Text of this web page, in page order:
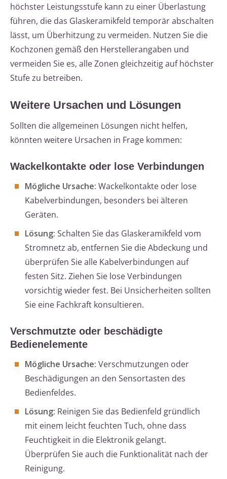
höchster Leistungsstufe kann zu einer Überlastung
führen, die das Glaskeramikfeld temporär abschalten
lässt, um Überhitzung zu vermeiden. Nutzen Sie die
Kochzonen gemäß den Herstellerangaben und
vermeiden Sie es, alle Zonen gleichzeitig auf höchster
Stufe zu betreiben.
Weitere Ursachen und Lösungen
Sollten die allgemeinen Lösungen nicht helfen,
könnten weitere Ursachen in Frage kommen:
Wackelkontakte oder lose Verbindungen
Mögliche Ursache: Wackelkontakte oder lose
Kabelverbindungen, besonders bei älteren
Geräten.
Lösung: Schalten Sie das Glaskeramikfeld vom
Stromnetz ab, entfernen Sie die Abdeckung und
überprüfen Sie alle Kabelverbindungen auf
festen Sitz. Ziehen Sie lose Verbindungen
vorsichtig wieder fest. Bei Unsicherheiten sollten
Sie eine Fachkraft konsultieren.
Verschmutzte oder beschädigte
Bedienelemente
Mögliche Ursache: Verschmutzungen oder
Beschädigungen an den Sensortasten des
Bedienfeldes.
Lösung: Reinigen Sie das Bedienfeld gründlich
mit einem leicht feuchten Tuch, ohne dass
Feuchtigkeit in die Elektronik gelangt.
Überprüfen Sie auch die Funktionalität nach der
Reinigung.